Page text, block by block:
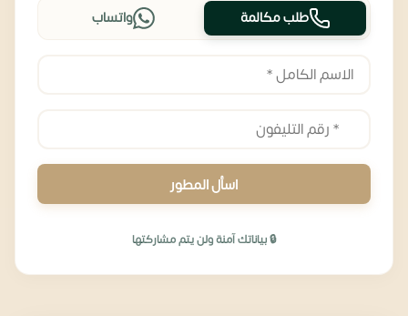
طلب مكالمة واتساب
اسأل المطور
🔒 بياناتك آمنة ولن يتم مشاركتها